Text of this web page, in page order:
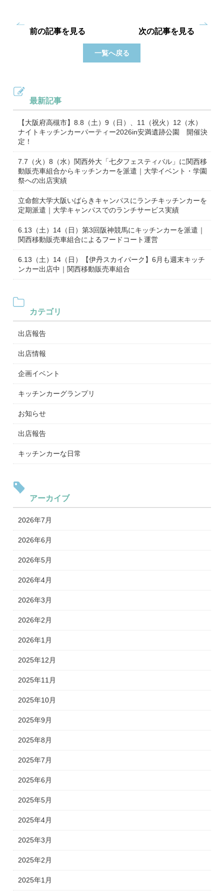
前の記事を見る
一覧へ戻る
次の記事を見る
最新記事
【大阪府高槻市】8.8（土）9（日）、11（祝火）12（水）
ナイトキッチンカーパーティー2026in安満遺跡公園 開催決
定！
7.7（火）8（水）関西外大「七夕フェスティバル」に関西移
動販売車組合からキッチンカーを派遣｜大学イベント・学園
祭への出店実績
立命館大学大阪いばらきキャンパスにランチキッチンカーを
定期派遣｜大学キャンパスでのランチサービス実績
6.13（土）14（日）第3回阪神競馬にキッチンカーを派遣｜
関西移動販売車組合によるフードコート運営
6.13（土）14（日）【伊丹スカイパーク】6月も週末キッチ
ンカー出店中｜関西移動販売車組合
カテゴリ
出店報告
出店情報
企画イベント
キッチンカーグランプリ
お知らせ
出店報告
キッチンカーな日常
アーカイブ
2026年7月
2026年6月
2026年5月
2026年4月
2026年3月
2026年2月
2026年1月
2025年12月
2025年11月
2025年10月
2025年9月
2025年8月
2025年7月
2025年6月
2025年5月
2025年4月
2025年3月
2025年2月
2025年1月